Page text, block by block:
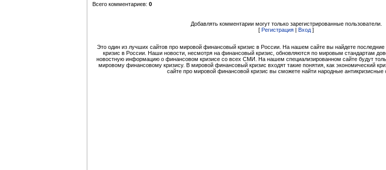
Всего комментариев: 0
Добавлять комментарии могут только зарегистрированные пользователи.
[ Регистрация | Вход ]
Это один из лучших сайтов про мировой финансовый кризис в России. На нашем сайте вы найдете
кризис в России. Наши новости, несмотря на финансовый кризис, обновляются по мировым стандартам
новостную информацию о финансовом кризисе со всех СМИ. На нашем специализированном сайте будут
мировому финансовому кризису. В мировой финансовый кризис входят такие понятия, как экономический
сайте про мировой финансовой кризис вы сможете найти народные антикризисные